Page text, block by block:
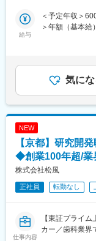
性原子方式の
タでは解決でき
く動作する基
をそのまま制
■職務詳細：
・精密機器群
■本ポジション
量子コンピュー
複数機器の協
■株式会社Ｙａ
給与
＜予定年収＞
＞年額（基本
気に
NEW
【京都】研究開
◆創業100年超/業
株式会社松風
正社員 転勤なし
仕事内容
【東証プライ
カー／歯科業界